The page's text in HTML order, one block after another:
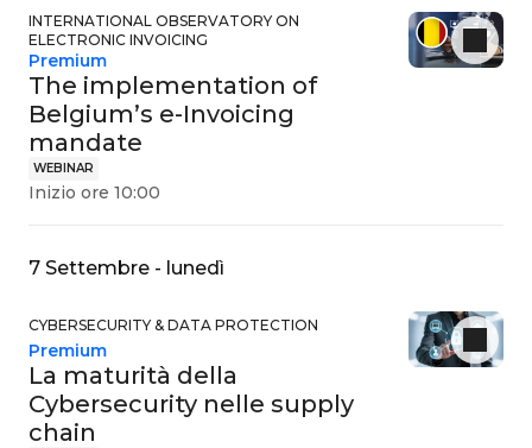
INTERNATIONAL OBSERVATORY ON
ELECTRONIC INVOICING
WEBINAR
The implementation of
Belgium’s e-Invoicing
mandate
Premium
Inizio ore 10:00
7 Settembre - lunedì
CYBERSECURITY & DATA PROTECTION
La maturità della
Cybersecurity nelle supply
chain
Premium